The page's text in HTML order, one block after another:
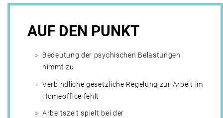
AUF DEN PUNKT
Bedeutung der psychischen Belastungen
nimmt zu
Verbindliche gesetzliche Regelung zur Arbeit im
Homeoffice fehlt
Arbeitszeit spielt bei der